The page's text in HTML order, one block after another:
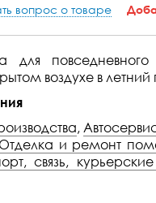
вопрос о товаре
для повседневного
воздухе в летний
,
Отделка и ремонт
связь,